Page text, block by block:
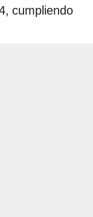
cumpliendo